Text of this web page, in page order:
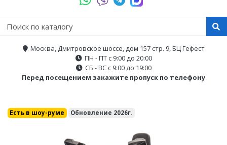
Москва, Дмитровское шоссе, дом 157 стр. 9, БЦ Гефест
ПН - ПТ с 9:00 до 20:00
СБ - ВС с 9:00 до 19:00
Перед посещением закажите пропуск по телефону
Есть в шоу-руме Обновление 2026г.
Багги
Мотоциклы
Каталки,толокары
Электроскутеры
Аксессуары